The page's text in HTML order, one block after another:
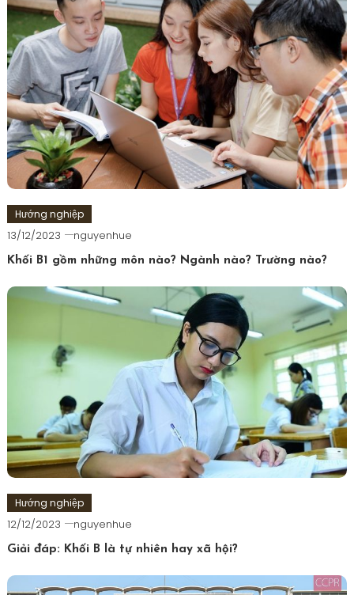
Hướng nghiệp
13/12/2023 nguyenhue
Khối B1 gồm những môn nào? Ngành nào? Trường nào?
Hướng nghiệp
12/12/2023 nguyenhue
Giải đáp: Khối B là tự nhiên hay xã hội?